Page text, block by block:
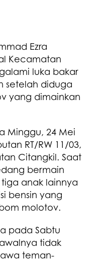
Ezra
Kecamatan
luka bakar
setelah diduga
yang dimainkan
Minggu, 24 Mei
RT/RW 11/03,
Citangkil. Saat
bermain
anak lainnya
bensin yang
molotov.
pada Sabtu
tidak
teman-